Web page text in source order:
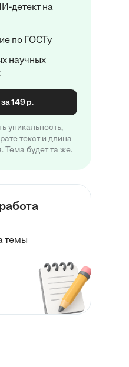
детект на
по ГОСТу
научных
за 149 р.
уникальность,
текст и длина
Тема будет та же.
темы